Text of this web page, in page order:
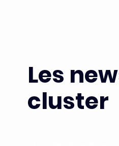
Les
cluster